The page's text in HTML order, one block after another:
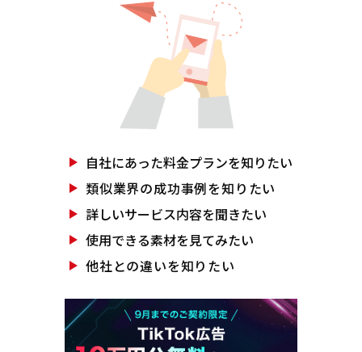
自社にあった料金プランを知りたい
類似業界の成功事例を知りたい
詳しいサービス内容を聞きたい
使用できる素材を見てみたい
他社との違いを知りたい